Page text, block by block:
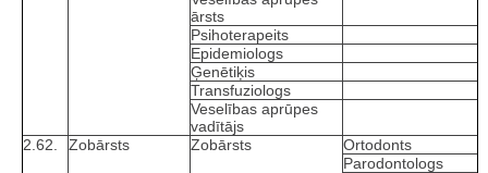
ārsts
Psihoterapeits
Epidemiologs
Ģenētiķis
Transfuziologs
Veselības aprūpes
vadītājs
2.62.
Zobārsts Zobārsts
Ortodonts
Parodontologs